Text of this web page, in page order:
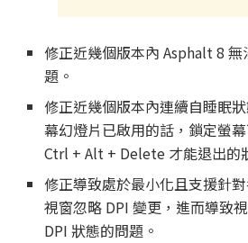
修正近幾個版本內 Asphalt 8
題。
修正近幾個版本內連續自睡眠
幕幻燈片已啟用的話，鎖定螢
Ctrl + Alt + Delete 才能退出的
修正導致處於最小化且支援針
視窗忽略 DPI 變更，進而導致
DPI 狀態的問題。